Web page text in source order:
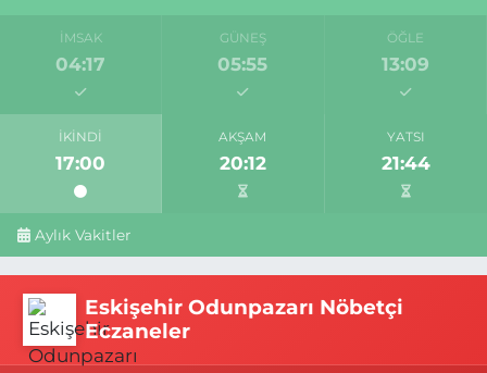
İMSAK
04:17
GÜNEŞ
05:55
ÖĞLE
13:09
İKINDI
17:00
AKŞAM
20:12
YATSI
21:44
Aylık Vakitler
Eskişehir Odunpazarı Nöbetçi
Eczaneler